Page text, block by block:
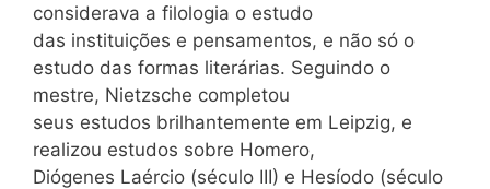
considerava a filologia o estudo
das instituições e pensamentos, e não só o
estudo das formas literárias. Seguindo o
mestre, Nietzsche completou
seus estudos brilhantemente em Leipzig, e
realizou estudos sobre Homero,
Diógenes Laércio (século III) e Hesíodo (século